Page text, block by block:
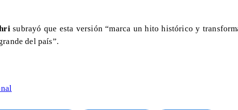
subrayó que esta versión “marca un hito histórico y
del país”.